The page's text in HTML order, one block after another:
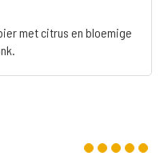
met citrus en bloemige